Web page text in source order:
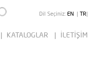
Dil Seçiniz: EN | TR|
| KATALOGLAR | İLETİŞİM